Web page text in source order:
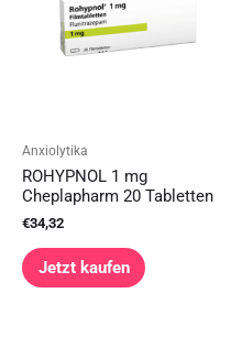
Anxiolytika
ROHYPNOL 1 mg
Cheplapharm 20 Tabletten
€34,32
Jetzt kaufen